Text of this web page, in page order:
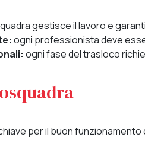
gestisce il lavoro e
ogni professionista deve
ogni fase del trasloco
per il buon